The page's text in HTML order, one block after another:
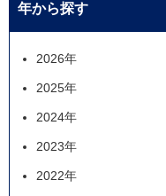
年から探す
2026年
2025年
2024年
2023年
2022年